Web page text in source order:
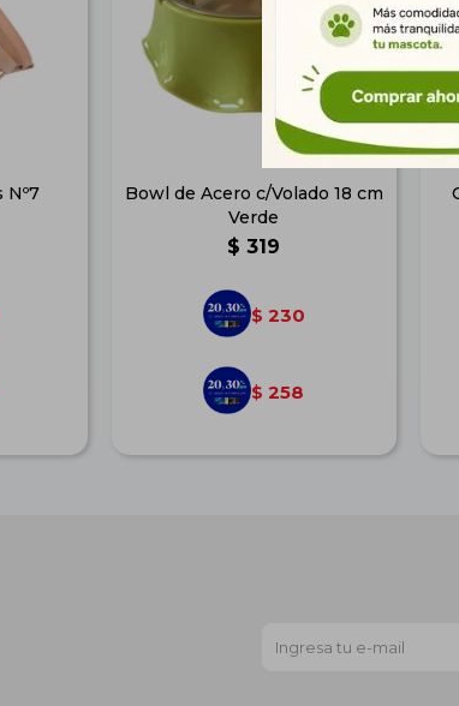
Nº7
Bowl de Acero c/Volado 18 cm
Verde
$ 319
$ 230
$ 258